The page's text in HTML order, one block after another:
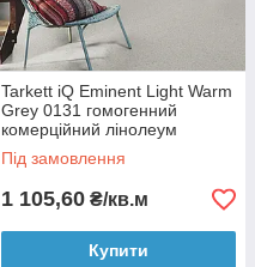
Tarkett iQ Eminent Light Warm
Grey 0131 гомогенний
комерційний лінолеум
Під замовлення
1 105,60 ₴/кв.м
Купити